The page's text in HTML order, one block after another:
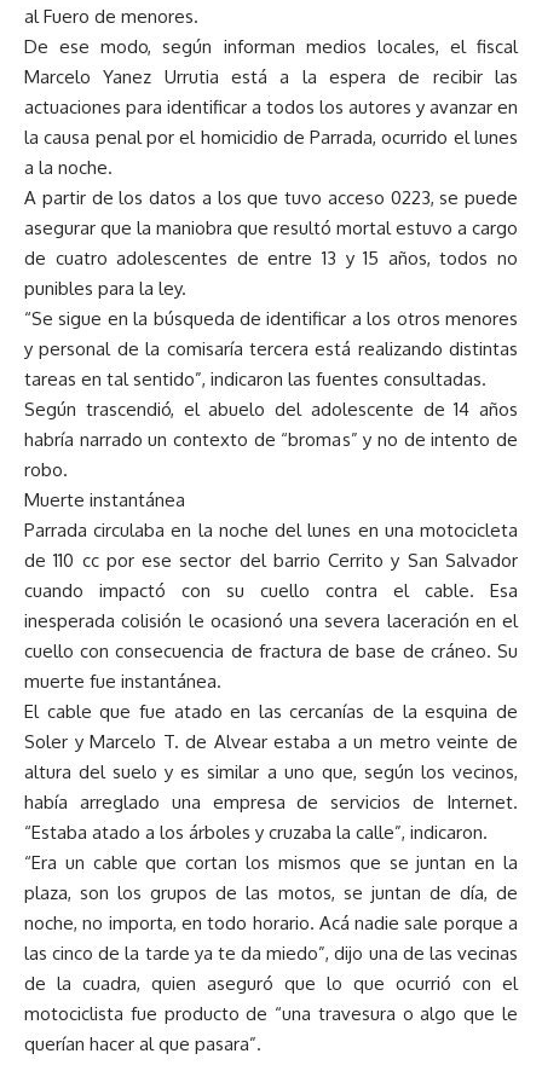
al Fuero de menores.
De ese modo, según informan medios locales, el fiscal
Marcelo Yanez Urrutia está a la espera de recibir las
actuaciones para identificar a todos los autores y avanzar en
la causa penal por el homicidio de Parrada, ocurrido el lunes
a la noche.
A partir de los datos a los que tuvo acceso 0223, se puede
asegurar que la maniobra que resultó mortal estuvo a cargo
de cuatro adolescentes de entre 13 y 15 años, todos no
punibles para la ley.
“Se sigue en la búsqueda de identificar a los otros menores
y personal de la comisaría tercera está realizando distintas
tareas en tal sentido”, indicaron las fuentes consultadas.
Según trascendió, el abuelo del adolescente de 14 años
habría narrado un contexto de “bromas” y no de intento de
robo.
Muerte instantánea
Parrada circulaba en la noche del lunes en una motocicleta
de 110 cc por ese sector del barrio Cerrito y San Salvador
cuando impactó con su cuello contra el cable. Esa
inesperada colisión le ocasionó una severa laceración en el
cuello con consecuencia de fractura de base de cráneo. Su
muerte fue instantánea.
El cable que fue atado en las cercanías de la esquina de
Soler y Marcelo T. de Alvear estaba a un metro veinte de
altura del suelo y es similar a uno que, según los vecinos,
había arreglado una empresa de servicios de Internet.
“Estaba atado a los árboles y cruzaba la calle”, indicaron.
“Era un cable que cortan los mismos que se juntan en la
plaza, son los grupos de las motos, se juntan de día, de
noche, no importa, en todo horario. Acá nadie sale porque a
las cinco de la tarde ya te da miedo”, dijo una de las vecinas
de la cuadra, quien aseguró que lo que ocurrió con el
motociclista fue producto de “una travesura o algo que le
querían hacer al que pasara”.